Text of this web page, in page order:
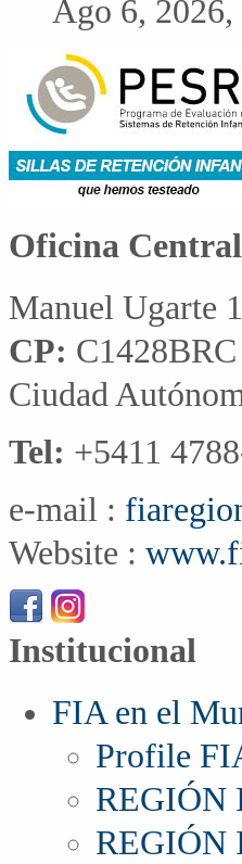
Ago 6, 2026,
Oficina
Manuel Ugarte
CP: C1428BRC
Ciudad
Tel: +5411
e-mail :
Website :
Institucional
FIA en el
Profile
REGIÓN
REGIÓN